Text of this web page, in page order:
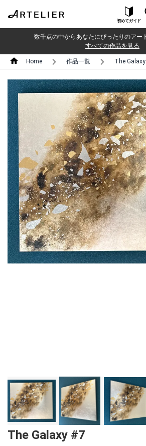
初めてガイド
数千点の中からあなたにぴったりのアー
すべての作品を見る
Home 作品一覧 The
The Galaxy #7